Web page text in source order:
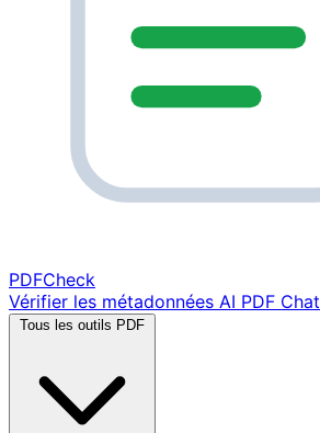
PDFCheck
Vérifier les métadonnées AI PDF Chat
Tous les outils PDF